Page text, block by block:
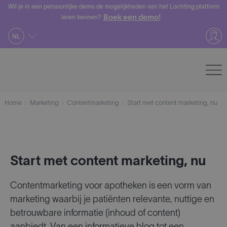
Skip
content
Wil je in een persoonlijke demo de mogelijkheden van het Lochting platform
leren kennen?
Boek een demo!
NL
Home Marketing Contentmarketing Start met content marketing, nu
Start met content marketing, nu
Contentmarketing voor apotheken is een vorm van
marketing waarbij je patiënten relevante, nuttige en
betrouwbare informatie (inhoud of content)